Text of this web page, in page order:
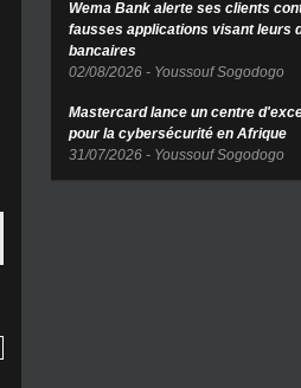
Wema Bank alerte ses clients
fausses applications visant leurs
bancaires
02/08/2026 - Youssouf Sogodogo
Mastercard lance un centre
pour la cybersécurité en Afrique
31/07/2026 - Youssouf Sogodogo